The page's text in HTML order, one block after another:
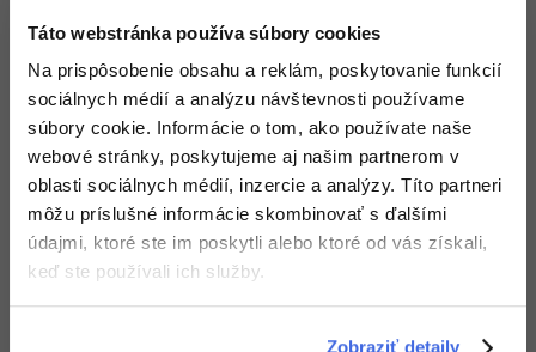
Táto webstránka používa súbory cookies
Na prispôsobenie obsahu a reklám, poskytovanie funkcií
sociálnych médií a analýzu návštevnosti používame
súbory cookie. Informácie o tom, ako používate naše
webové stránky, poskytujeme aj našim partnerom v
oblasti sociálnych médií, inzercie a analýzy. Títo partneri
môžu príslušné informácie skombinovať s ďalšími
údajmi, ktoré ste im poskytli alebo ktoré od vás získali,
keď ste používali ich služby.
Zobraziť detaily
14. diel:Úvod do nočného fotenia
15. diel: Úvod do fotenia zátišie